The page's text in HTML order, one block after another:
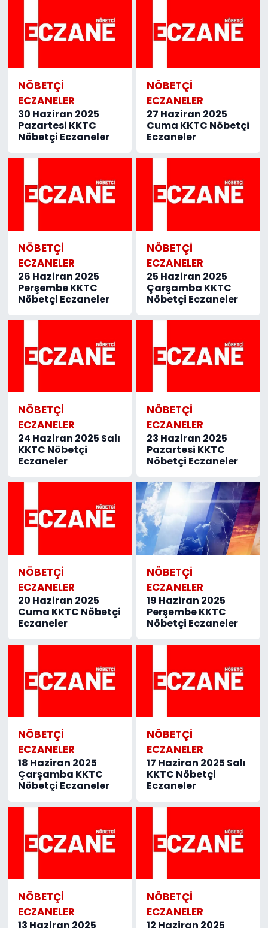
NÖBETÇI
ECZANELER
30 Haziran 2025
Pazartesi KKTC
Nöbetçi Eczaneler
NÖBETÇI
ECZANELER
27 Haziran 2025
Cuma KKTC Nöbetçi
Eczaneler
NÖBETÇI
ECZANELER
26 Haziran 2025
Perşembe KKTC
Nöbetçi Eczaneler
NÖBETÇI
ECZANELER
25 Haziran 2025
Çarşamba KKTC
Nöbetçi Eczaneler
NÖBETÇI
ECZANELER
24 Haziran 2025 Salı
KKTC Nöbetçi
Eczaneler
NÖBETÇI
ECZANELER
23 Haziran 2025
Pazartesi KKTC
Nöbetçi Eczaneler
NÖBETÇI
ECZANELER
20 Haziran 2025
Cuma KKTC Nöbetçi
Eczaneler
NÖBETÇI
ECZANELER
19 Haziran 2025
Perşembe KKTC
Nöbetçi Eczaneler
NÖBETÇI
ECZANELER
18 Haziran 2025
Çarşamba KKTC
Nöbetçi Eczaneler
NÖBETÇI
ECZANELER
17 Haziran 2025 Salı
KKTC Nöbetçi
Eczaneler
NÖBETÇI
ECZANELER
13 Haziran 2025
NÖBETÇI
ECZANELER
12 Haziran 2025
YAŞAM
Yazarlar